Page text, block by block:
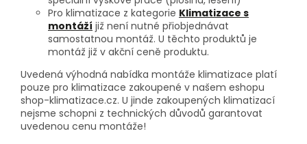
Pro klimatizace z kategorie Klimatizace s
montáží již není nutné přiobjednávat
samostatnou montáž. U těchto produktů je
montáž již v akční ceně produktu.
Uvedená výhodná nabídka montáže klimatizace platí
pouze pro klimatizace zakoupené v našem eshopu
shop-klimatizace.cz. U jinde zakoupených klimatizací
nejsme schopni z technických důvodů garantovat
uvedenou cenu montáže!